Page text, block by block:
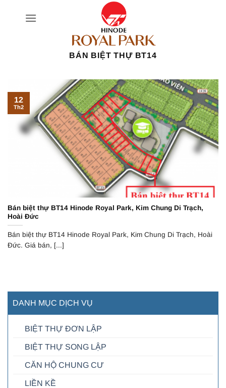
BÁN BIỆT THỰ BT14
Bán biệt thự BT14 Hinode Royal Park, Kim Chung Di Trạch,
Hoài Đức
Bán biệt thự BT14 Hinode Royal Park, Kim Chung Di Trạch, Hoài
Đức. Giá bán, [...]
12
Th2
DANH MỤC DỊCH VỤ
BIỆT THỰ ĐƠN LẬP
BIỆT THỰ SONG LẬP
CĂN HỘ CHUNG CƯ
LIỀN KỀ